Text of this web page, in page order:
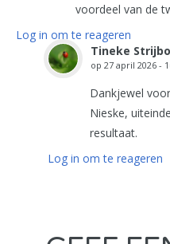
voordeel van de
Log in om te reageren
Tineke
op 27 april 2026 -
Dankjewel
Nieske,
resultaat.
Log in om te reageren